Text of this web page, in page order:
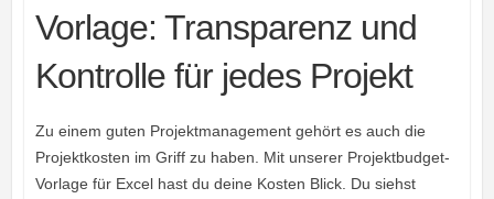
Vorlage: Transparenz und
Kontrolle für jedes Projekt
Zu einem guten Projektmanagement gehört es auch die
Projektkosten im Griff zu haben. Mit unserer Projektbudget-
Vorlage für Excel hast du deine Kosten Blick. Du siehst